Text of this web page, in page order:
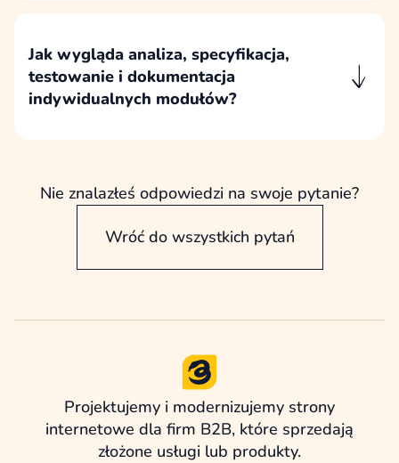
umowy oraz ustalonymi polami eksploatacji.
Jak wygląda analiza, specyfikacja,
testowanie i dokumentacja
indywidualnych modułów?
potrzebnym do późniejszego utrzymania oraz
rozwoju.
Nie znalazłeś odpowiedzi na swoje pytanie?
Wróć do wszystkich pytań
Projektujemy i modernizujemy strony
internetowe dla firm B2B, które sprzedają
złożone usługi lub produkty.